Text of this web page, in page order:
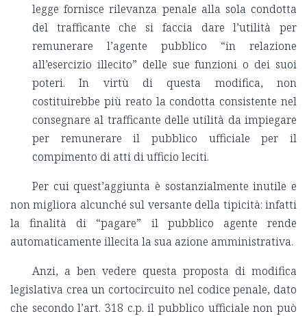
legge fornisce rilevanza penale alla sola condotta
del trafficante che si faccia dare l’utilità per
remunerare l’agente pubblico “in relazione
all’esercizio illecito” delle sue funzioni o dei suoi
poteri. In virtù di questa modifica, non
costituirebbe più reato la condotta consistente nel
consegnare al trafficante delle utilità da impiegare
per remunerare il pubblico ufficiale per il
compimento di atti di ufficio leciti.
Per cui quest’aggiunta è sostanzialmente inutile e
non migliora alcunché sul versante della tipicità: infatti
la finalità di “pagare” il pubblico agente rende
automaticamente illecita la sua azione amministrativa.
Anzi, a ben vedere questa proposta di modifica
legislativa crea un cortocircuito nel codice penale, dato
che secondo l’art. 318 c.p. il pubblico ufficiale non può